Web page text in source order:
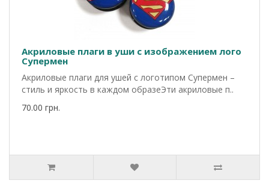
Акриловые плаги в уши с изображением лого
Супермен
Акриловые плаги для ушей с логотипом Супермен –
стиль и яркость в каждом образеЭти акриловые п..
70.00 грн.